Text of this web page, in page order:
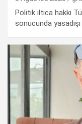
Politik iltica hakkı
sonucunda